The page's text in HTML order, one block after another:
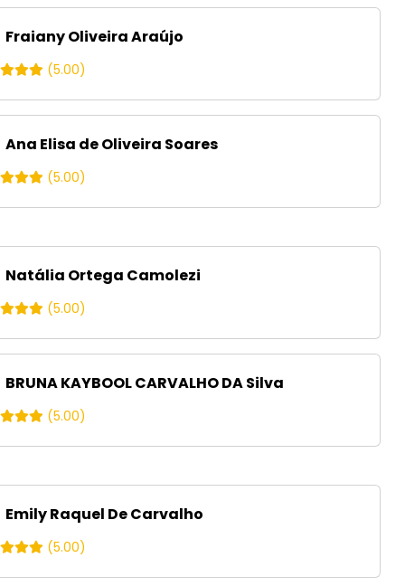
Fraiany Oliveira Araújo
(5.00)
Ana Elisa de Oliveira Soares
(5.00)
Natália Ortega Camolezi
(5.00)
BRUNA KAYBOOL CARVALHO DA Silva
(5.00)
Emily Raquel De Carvalho
(5.00)